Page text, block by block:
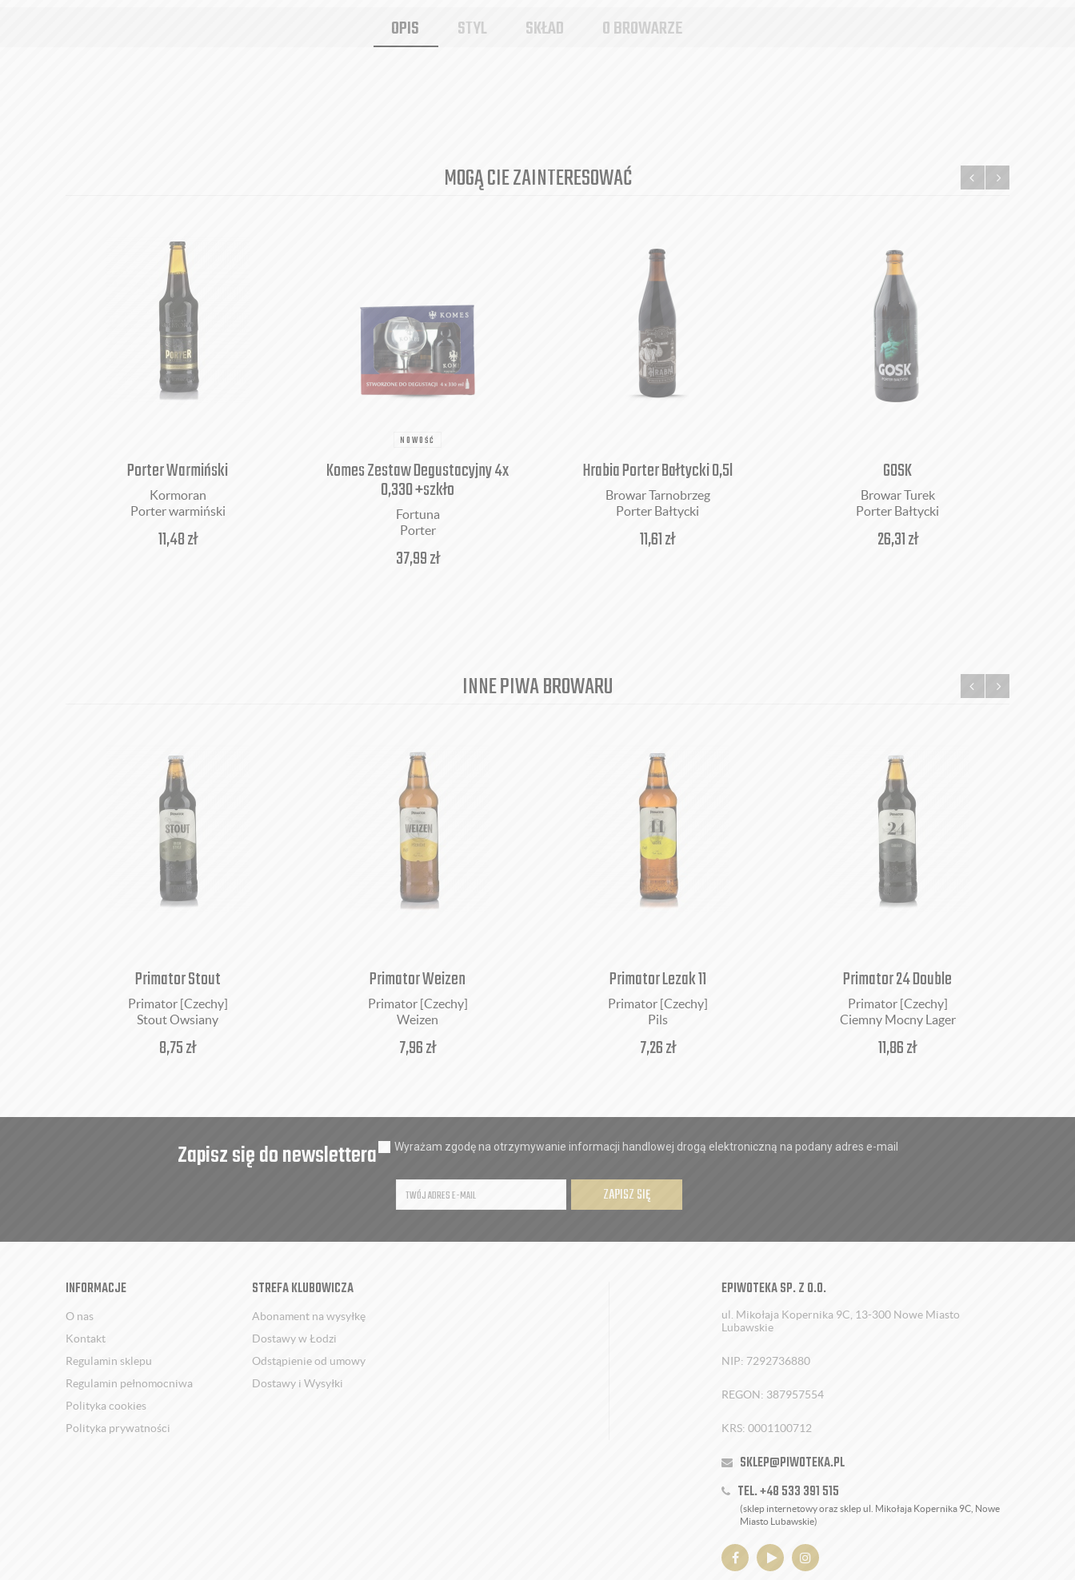
OPIS STYL SKŁAD O BROWARZE
MOGĄ CIE ZAINTERESOWAĆ
Porter Warmiński
Kormoran
Porter warmiński
11,48zł
NOWOŚĆ
Komes Zestaw Degustacyjny 4x
0,330 +szkło
Fortuna
Porter
37,99zł
Hrabia Porter Bałtycki 0,5l
Browar Tarnobrzeg
Porter Bałtycki
11,61zł
GOSK
Browar Turek
Porter Bałtycki
26,31zł
INNE PIWA BROWARU
Primator Stout
Primator [Czechy]
Stout Owsiany
8,75zł
Primator Weizen
Primator [Czechy]
Weizen
7,96zł
Primator Lezak 11
Primator [Czechy]
Pils
7,26zł
Primator 24 Double
Primator [Czechy]
Ciemny Mocny Lager
11,86zł
Zapisz się do newslettera Wyrażam zgodę na otrzymywanie informacji handlowej drogą elektroniczną na podany adres e-mail
ZAPISZ SIĘ
INFORMACJE
O nas
Kontakt
Regulamin sklepu
Regulamin pełnomocniwa
Polityka cookies
Polityka prywatności
STREFA KLUBOWICZA
Abonament na wysyłkę
Dostawy w Łodzi
Odstąpienie od umowy
Dostawy i Wysyłki
EPIWOTEKA SP. Z O.O.
ul. Mikołaja Kopernika 9C, 13-300 Nowe Miasto
Lubawskie
NIP: 7292736880
REGON: 387957554
KRS: 0001100712
SKLEP@PIWOTEKA.PL
TEL. +48 533 391 515
(sklep internetowy oraz sklep ul. Mikołaja Kopernika 9C, Nowe
Miasto Lubawskie)